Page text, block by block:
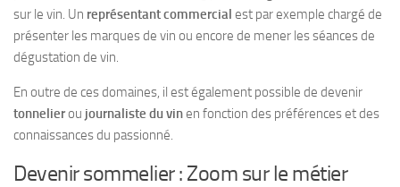
sur le vin. Un représentant commercial est par exemple chargé de
présenter les marques de vin ou encore de mener les séances de
dégustation de vin.
En outre de ces domaines, il est également possible de devenir
tonnelierou journaliste du vinen fonction des préférences et des
connaissances du passionné.
Devenir sommelier : Zoom sur le métier